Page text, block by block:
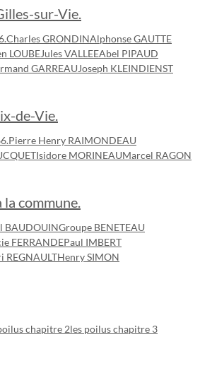
sur-Vie.
Charles GRONDINAlphonse GAUTTE
LOUBEJules VALLEEAbel PIPAUD
GARREAUJoseph KLEINDIENST
de-Vie.
Pierre Henry RAIMONDEAU
Isidore MORINEAUMarcel RAGON
la commune.
BAUDOUINGroupe BENETEAU
FERRANDEPaul IMBERT
REGNAULTHenry SIMON
chapitre 2les poilus chapitre 3